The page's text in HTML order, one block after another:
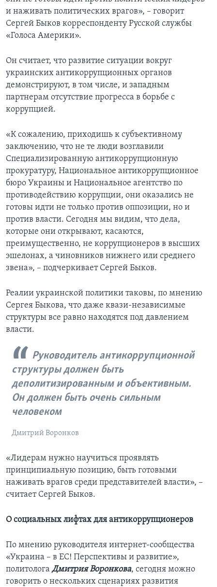
и наживать политических врагов», – говорит
Сергей Быков корреспонденту Русской службы
«Голоса Америки».
Он считает, что развитие ситуации вокруг
украинских антикоррупционных органов
демонстрируют, в том числе, и западным
партнерам отсутствие прогресса в борьбе с
коррупцией.
«К сожалению, приходишь к субъективному
заключению, что не те люди возглавили
Специализированную антикоррупционную
прокуратуру, Национальное антикоррупционное
бюро Украины и Национальное агентство по
противодействию коррупции, они оказались не
готовы идти не только против оппозиции, но и
против власти. Сегодня мы видим, что дела,
которые они открывают, касаются,
преимущественно, не коррупционеров в высших
эшелонах, а чиновников нижнего или среднего
звена», – подчеркивает Сергей Быков.
Реалии украинской политики таковы, по мнению
Сергея Быкова, что даже квази-независимые
структуры все равно находятся под давлением
власти.
Руководитель антикоррупционной
структуры должен быть
деполитизированным и объективным.
Он должен быть очень сильным
человеком
Дмитрий Воронков
«Лидерам нужно научиться проявлять
принципиальную позицию, быть готовыми
наживать врагов среди представителей власти», –
считает Сергей Быков.
О социальных лифтах для антикоррупционеров
По мнению руководителя интернет-сообщества
«Украина – в ЕС! Перспективы и развитие»,
политолога Дмитрия Воронкова, сегодня можно
говорить о нескольких сценариях развития